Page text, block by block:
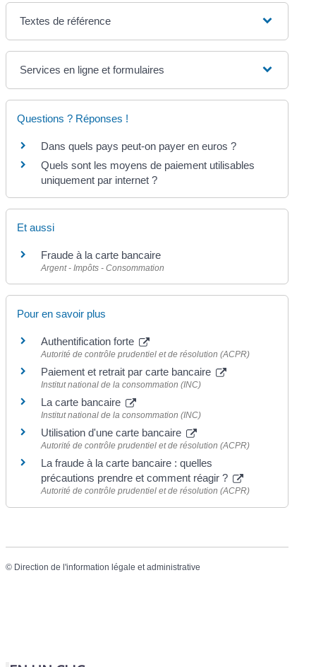
Textes de référence
Services en ligne et formulaires
Questions ? Réponses !
Dans quels pays peut-on payer en euros ?
Quels sont les moyens de paiement utilisables
uniquement par internet ?
Et aussi
Fraude à la carte bancaire
Argent - Impôts - Consommation
Pour en savoir plus
Authentification forte
Autorité de contrôle prudentiel et de résolution (ACPR)
Paiement et retrait par carte bancaire
Institut national de la consommation (INC)
La carte bancaire
Institut national de la consommation (INC)
Utilisation d'une carte bancaire
Autorité de contrôle prudentiel et de résolution (ACPR)
La fraude à la carte bancaire : quelles
précautions prendre et comment réagir ?
Autorité de contrôle prudentiel et de résolution (ACPR)
© Direction de l'information légale et administrative